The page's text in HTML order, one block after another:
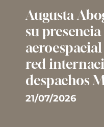
Augusta
su
red
despachos
21/07/2026